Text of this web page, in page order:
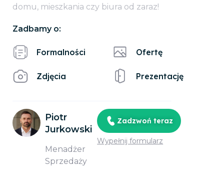
domu, mieszkania czy biura od zaraz!
Zadbamy o:
Formalności
Zdjęcia
Ofertę
Prezentację
Piotr
Jurkowski
Menadżer
Sprzedaży
Zadzwoń teraz
Wypełnij formularz